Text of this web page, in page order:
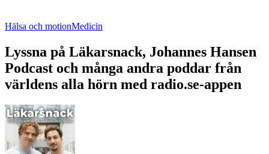
Hälsa och motionMedicin
Lyssna på Läkarsnack, Johannes Hansen
Podcast och många andra poddar från
världens alla hörn med radio.se-appen